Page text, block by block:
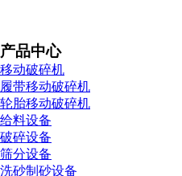
产品中心
移动破碎机
履带移动破碎机
轮胎移动破碎机
给料设备
破碎设备
筛分设备
洗砂制砂设备